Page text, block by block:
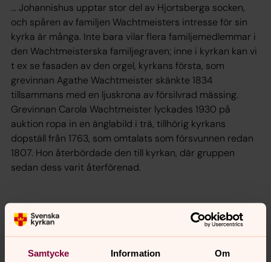
Samtycke Information Om
... Johannishus upptar stor del av Hjortsberga socken,
och spåren av familjen Wachtmeisters intresse för sin
kyrka är många. Inte bara vilar flera familjemedlemmar i
den Wachtmeisterska familjegraven; inne i kyrkan kan vi
t ex se fasaden av den orgel, kyrkans första, som
grevinnan Agathe Wachtmeister skänkte 1834
tillsammans med en ljuskrona av försilvrad mässing.
Grevinnan Carola Wachtmeister lyckades 1930 på
auktion ropa in en änglabild i trä, tillhörig kyrkans
dopställ från 1763, som omtalats som försvunnen redan
1807. Hon återbördade den till kyrkan, där gruppen
sedan dess varit återförenad.
Senast ändrad 9 april 2024
Synpunkter eller frågor på sidans
innehåll?